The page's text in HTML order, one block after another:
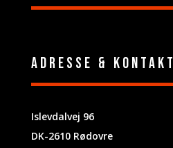
Adresse & Kontakt
Islevdalvej 96
DK-2610 Rødovre